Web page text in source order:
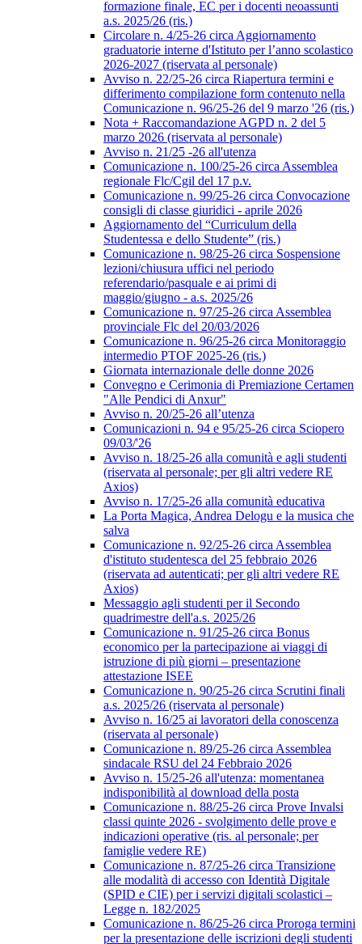
formazione finale, EC per i docenti neoassunti
a.s. 2025/26 (ris.)
Circolare n. 4/25-26 circa Aggiornamento
graduatorie interne d'Istituto per l’anno scolastico
2026-2027 (riservata al personale)
Avviso n. 22/25-26 circa Riapertura termini e
differimento compilazione form contenuto nella
Comunicazione n. 96/25-26 del 9 marzo '26 (ris.)
Nota + Raccomandazione AGPD n. 2 del 5
marzo 2026 (riservata al personale)
Avviso n. 21/25 -26 all'utenza
Comunicazione n. 100/25-26 circa Assemblea
regionale Flc/Cgil del 17 p.v.
Comunicazione n. 99/25-26 circa Convocazione
consigli di classe giuridici - aprile 2026
Aggiornamento del “Curriculum della
Studentessa e dello Studente” (ris.)
Comunicazione n. 98/25-26 circa Sospensione
lezioni/chiusura uffici nel periodo
referendario/pasquale e ai primi di
maggio/giugno - a.s. 2025/26
Comunicazione n. 97/25-26 circa Assemblea
provinciale Flc del 20/03/2026
Comunicazione n. 96/25-26 circa Monitoraggio
intermedio PTOF 2025-26 (ris.)
Giornata internazionale delle donne 2026
Convegno e Cerimonia di Premiazione Certamen
"Alle Pendici di Anxur"
Avviso n. 20/25-26 all’utenza
Comunicazioni n. 94 e 95/25-26 circa Sciopero
09/03/'26
Avviso n. 18/25-26 alla comunità e agli studenti
(riservata al personale; per gli altri vedere RE
Axios)
Avviso n. 17/25-26 alla comunità educativa
La Porta Magica, Andrea Delogu e la musica che
salva
Comunicazione n. 92/25-26 circa Assemblea
d'istituto studentesca del 25 febbraio 2026
(riservata ad autenticati; per gli altri vedere RE
Axios)
Messaggio agli studenti per il Secondo
quadrimestre dell'a.s. 2025/26
Comunicazione n. 91/25-26 circa Bonus
economico per la partecipazione ai viaggi di
istruzione di più giorni – presentazione
attestazione ISEE
Comunicazione n. 90/25-26 circa Scrutini finali
a.s. 2025/26 (riservata al personale)
Avviso n. 16/25 ai lavoratori della conoscenza
(riservata al personale)
Comunicazione n. 89/25-26 circa Assemblea
sindacale RSU del 24 Febbraio 2026
Avviso n. 15/25-26 all'utenza: momentanea
indisponibilità al download della posta
Comunicazione n. 88/25-26 circa Prove Invalsi
classi quinte 2026 - svolgimento delle prove e
indicazioni operative (ris. al personale; per
famiglie vedere RE)
Comunicazione n. 87/25-26 circa Transizione
alle modalità di accesso con Identità Digitale
(SPID e CIE) per i servizi digitali scolastici –
Legge n. 182/2025
Comunicazione n. 86/25-26 circa Proroga termini
per la presentazione delle iscrizioni degli studenti